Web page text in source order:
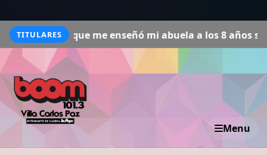
TITULARES
que me enseñó mi abuela a los 8 años seguirán vivos
Menu